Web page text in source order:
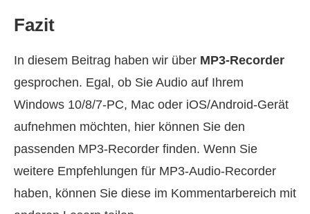
Fazit
In diesem Beitrag haben wir über MP3‑Recorder
gesprochen. Egal, ob Sie Audio auf Ihrem
Windows 10/8/7‑PC, Mac oder iOS/Android‑Gerät
aufnehmen möchten, hier können Sie den
passenden MP3‑Recorder finden. Wenn Sie
weitere Empfehlungen für MP3‑Audio‑Recorder
haben, können Sie diese im Kommentarbereich mit